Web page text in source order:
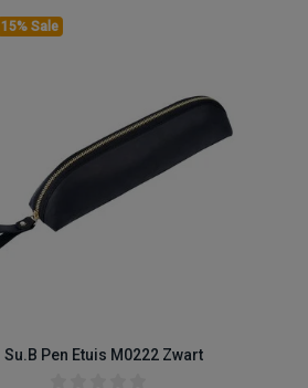
15% Sale
Su.B Pen Etuis M0222 Zwart